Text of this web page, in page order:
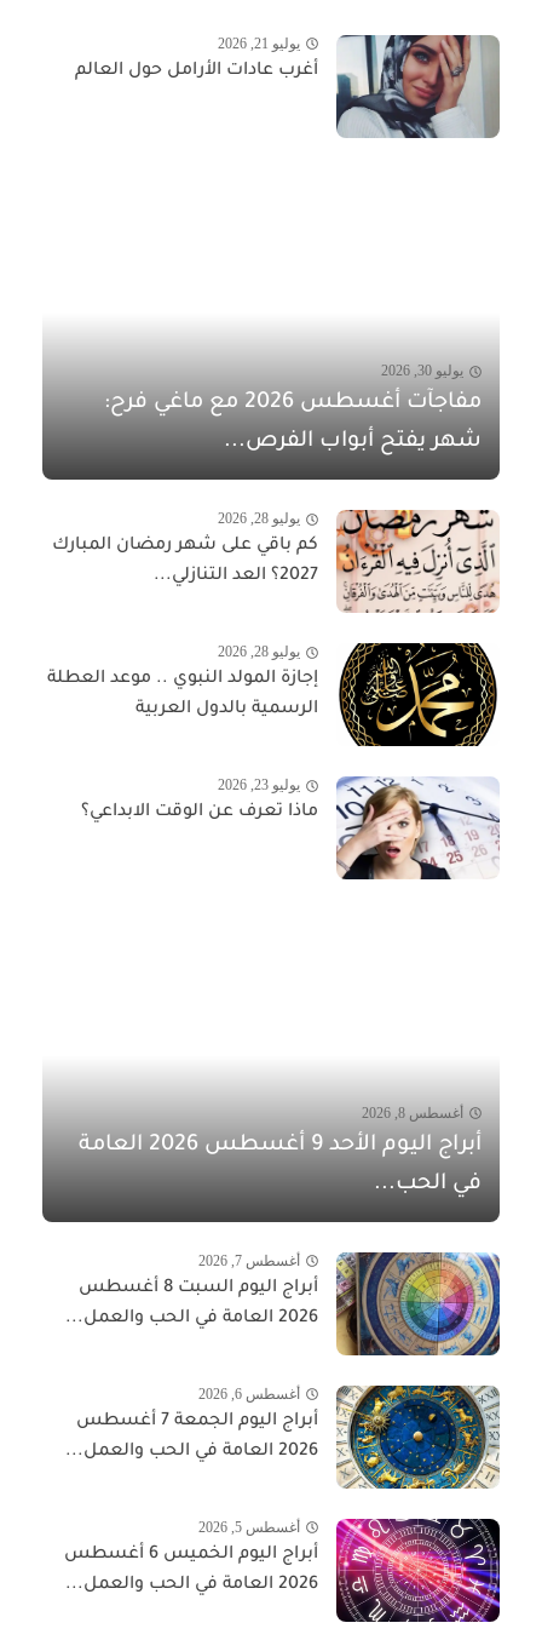
يوليو 21, 2026
أغرب عادات الأرامل حول العالم
يوليو 30, 2026
مفاجآت أغسطس 2026 مع ماغي فرح:
شهر يفتح أبواب الفرص...
يوليو 28, 2026
كم باقي على شهر رمضان المبارك
2027؟ العد التنازلي...
يوليو 28, 2026
إجازة المولد النبوي .. موعد العطلة
الرسمية بالدول العربية
يوليو 23, 2026
ماذا تعرف عن الوقت الابداعي؟
أغسطس 8, 2026
أبراج اليوم الأحد 9 أغسطس 2026 العامة
في الحب...
أغسطس 7, 2026
أبراج اليوم السبت 8 أغسطس
2026 العامة في الحب والعمل...
أغسطس 6, 2026
أبراج اليوم الجمعة 7 أغسطس
2026 العامة في الحب والعمل...
أغسطس 5, 2026
أبراج اليوم الخميس 6 أغسطس
2026 العامة في الحب والعمل...